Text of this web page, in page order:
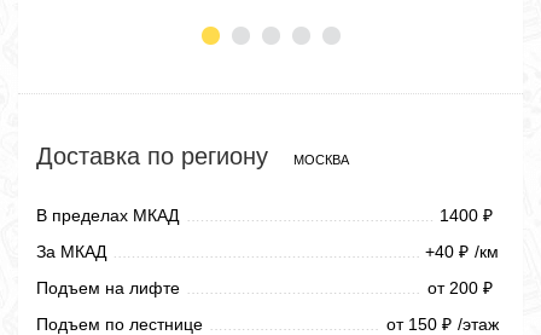
Доставка по региону МОСКВА
В пределах МКАД 1400 ₽
За МКАД +40 ₽ /км
Подъем на лифте
от 200 ₽
Подъем по лестнице от 150 ₽ /этаж